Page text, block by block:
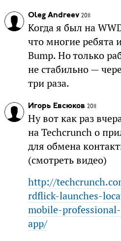
Oleg Andreev 2011
Когда я был на
что многие ребята
Bump. Но только
не стабильно —
три раза.
Игорь Евсюков 2011
Ну вот как раз
на Techcrunch о
для обмена
(смотреть видео)
http://
rdflick-launches-
mobile-
app/